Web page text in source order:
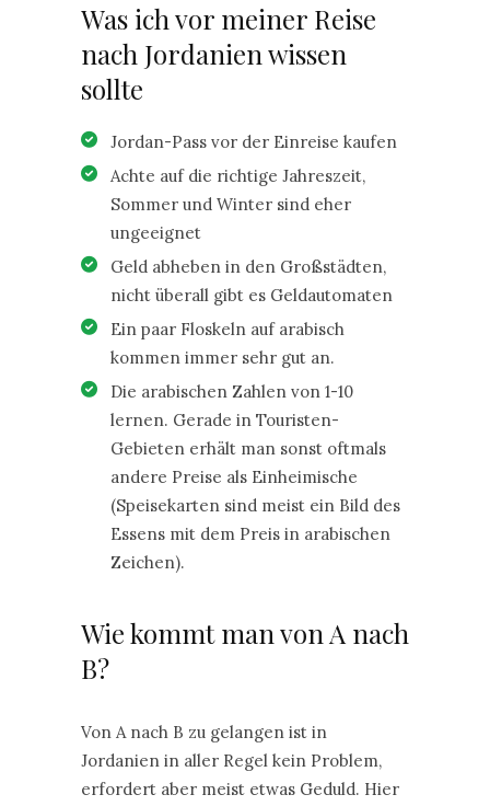
Was ich vor meiner Reise
nach Jordanien wissen
sollte
Jordan-Pass vor der Einreise kaufen
Achte auf die richtige Jahreszeit,
Sommer und Winter sind eher
ungeeignet
Geld abheben in den Großstädten,
nicht überall gibt es Geldautomaten
Ein paar Floskeln auf arabisch
kommen immer sehr gut an.
Die arabischen Zahlen von 1-10
lernen. Gerade in Touristen-
Gebieten erhält man sonst oftmals
andere Preise als Einheimische
(Speisekarten sind meist ein Bild des
Essens mit dem Preis in arabischen
Zeichen).
Wie kommt man von A nach
B?
Von A nach B zu gelangen ist in
Jordanien in aller Regel kein Problem,
erfordert aber meist etwas Geduld. Hier